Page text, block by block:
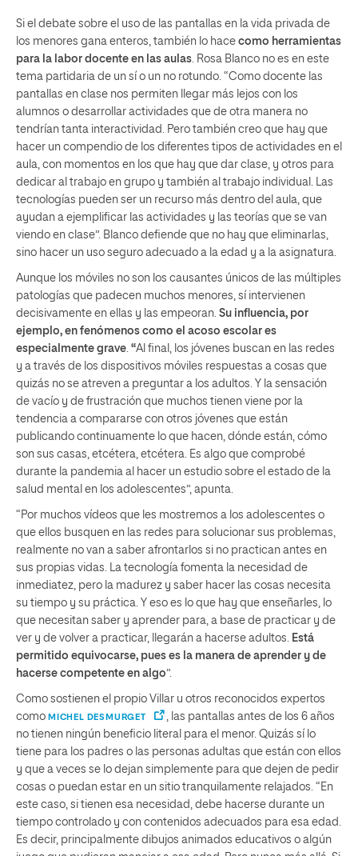
Si el debate sobre el uso de las pantallas en la vida privada de
los menores gana enteros, también lo hace como herramientas
para la labor docente en las aulas. Rosa Blanco no es en este
tema partidaria de un sí o un no rotundo. “Como docente las
pantallas en clase nos permiten llegar más lejos con los
alumnos o desarrollar actividades que de otra manera no
tendrían tanta interactividad. Pero también creo que hay que
hacer un compendio de los diferentes tipos de actividades en el
aula, con momentos en los que hay que dar clase, y otros para
dedicar al trabajo en grupo y también al trabajo individual. Las
tecnologías pueden ser un recurso más dentro del aula, que
ayudan a ejemplificar las actividades y las teorías que se van
viendo en clase”. Blanco defiende que no hay que eliminarlas,
sino hacer un uso seguro adecuado a la edad y a la asignatura.
Aunque los móviles no son los causantes únicos de las múltiples
patologías que padecen muchos menores, sí intervienen
decisivamente en ellas y las empeoran. Su influencia, por
ejemplo, en fenómenos como el acoso escolar es
especialmente grave. “Al final, los jóvenes buscan en las redes
y a través de los dispositivos móviles respuestas a cosas que
quizás no se atreven a preguntar a los adultos. Y la sensación
de vacío y de frustración que muchos tienen viene por la
tendencia a compararse con otros jóvenes que están
publicando continuamente lo que hacen, dónde están, cómo
son sus casas, etcétera, etcétera. Es algo que comprobé
durante la pandemia al hacer un estudio sobre el estado de la
salud mental en los adolescentes”, apunta.
“Por muchos vídeos que les mostremos a los adolescentes o
que ellos busquen en las redes para solucionar sus problemas,
realmente no van a saber afrontarlos si no practican antes en
sus propias vidas. La tecnología fomenta la necesidad de
inmediatez, pero la madurez y saber hacer las cosas necesita
su tiempo y su práctica. Y eso es lo que hay que enseñarles, lo
que necesitan saber y aprender para, a base de practicar y de
ver y de volver a practicar, llegarán a hacerse adultos. Está
permitido equivocarse, pues es la manera de aprender y de
hacerse competente en algo”.
Como sostienen el propio Villar u otros reconocidos expertos
como MICHEL DESMURGET
, las pantallas antes de los 6 años
no tienen ningún beneficio literal para el menor. Quizás sí lo
tiene para los padres o las personas adultas que están con ellos
y que a veces se lo dejan simplemente para que dejen de pedir
cosas o puedan estar en un sitio tranquilamente relajados. “En
este caso, si tienen esa necesidad, debe hacerse durante un
tiempo controlado y con contenidos adecuados para esa edad.
Es decir, principalmente dibujos animados educativos o algún